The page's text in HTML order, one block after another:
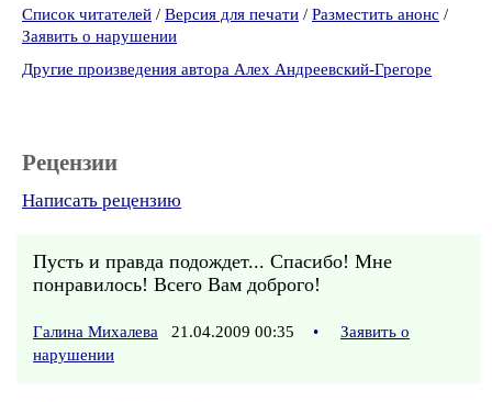
Список читателей / Версия для печати / Разместить анонс /
Заявить о нарушении
Другие произведения автора Алех Андреевский-Грегоре
Рецензии
Написать рецензию
Пусть и правда подождет... Спасибо! Мне
понравилось! Всего Вам доброго!
Галина Михалева 21.04.2009 00:35 •
Заявить о
нарушении